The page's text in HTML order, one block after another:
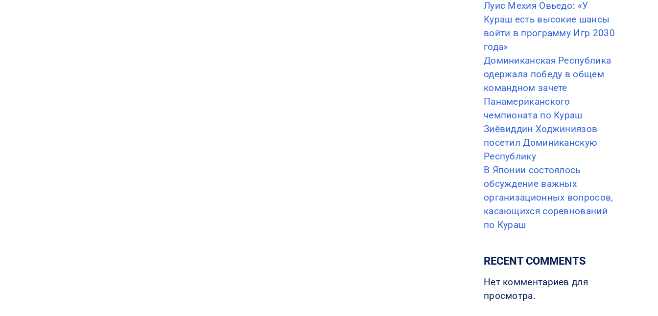
Луис Мехия Овьедо: «У
Кураш есть высокие шансы
войти в программу Игр 2030
года»
Доминиканская Республика
одержала победу в общем
командном зачете
Панамериканского
чемпионата по Кураш
Зиёвиддин Ходжиниязов
посетил Доминиканскую
Республику
В Японии состоялось
обсуждение важных
организационных вопросов,
касающихся соревнований
по Кураш
RECENT COMMENTS
Нет комментариев для
просмотра.